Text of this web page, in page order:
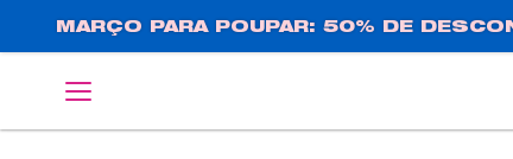
conteúdo
principal
MARÇO PARA POUPAR: 50% DE
English